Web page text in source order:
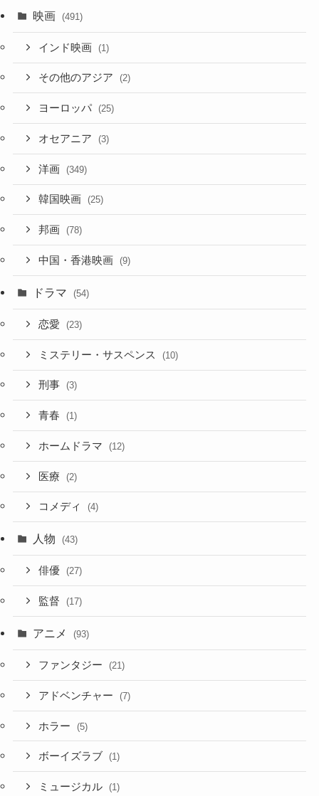
映画 (491)
インド映画 (1)
その他のアジア (2)
ヨーロッパ (25)
オセアニア (3)
洋画 (349)
韓国映画 (25)
邦画 (78)
中国・香港映画 (9)
ドラマ (54)
恋愛 (23)
ミステリー・サスペンス (10)
刑事 (3)
青春 (1)
ホームドラマ (12)
医療 (2)
コメディ (4)
人物 (43)
俳優 (27)
監督 (17)
アニメ (93)
ファンタジー (21)
アドベンチャー (7)
ホラー (5)
ボーイズラブ (1)
ミュージカル (1)